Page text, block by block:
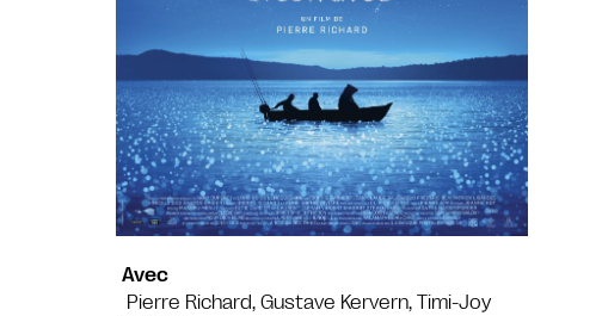
Avec
Pierre Richard, Gustave Kervern, Timi-Joy